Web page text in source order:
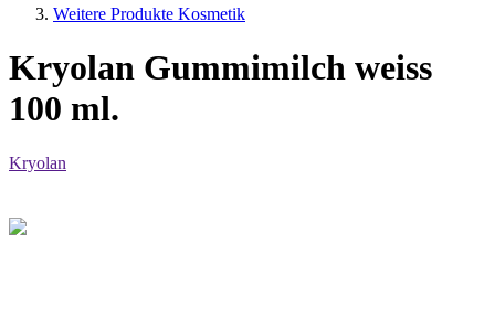
Weitere Produkte Kosmetik
Kryolan Gummimilch weiss
100 ml.
Kryolan